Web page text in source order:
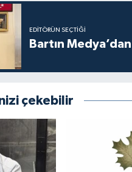
EDITÖRÜN SEÇTIĞI
Bartın
çekebilir